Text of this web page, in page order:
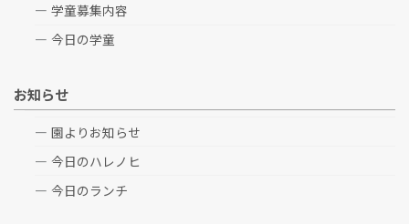
学童募集内容
今日の学童
お知らせ
園よりお知らせ
今日のハレノヒ
今日のランチ